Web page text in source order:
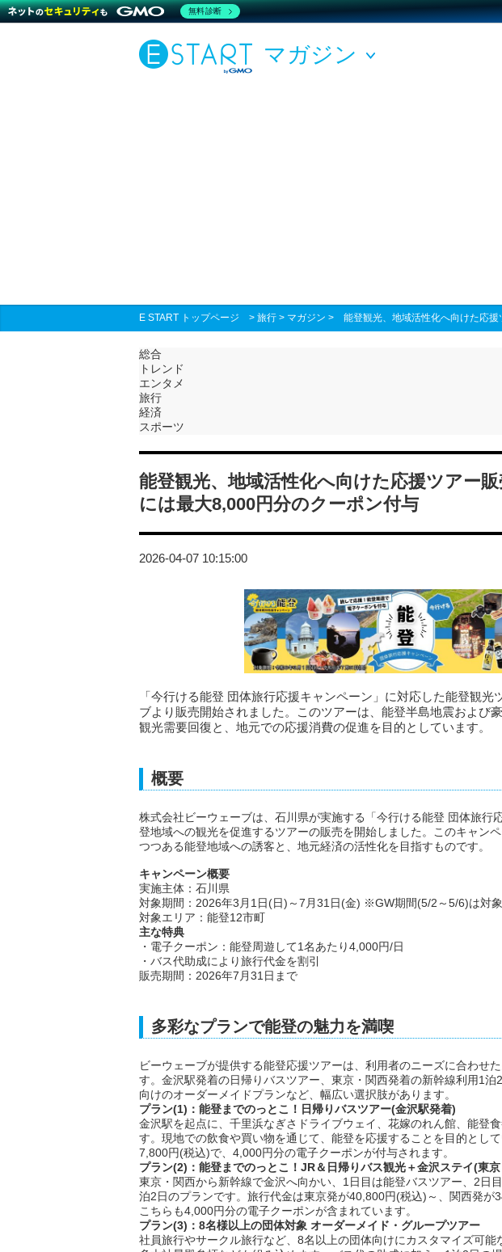
マガジン
E START トップページ > 旅行 > マガジン > 能登観光、地域活性化へ向けた応
総合
トレンド
エンタメ
旅行
経済
スポーツ
能登観光、地域活性化へ向けた応援ツアー
には最大8,000円分のクーポン付与
2026-04-07 10:15:00
「今行ける能登 団体旅行応援キャンペーン」に対応した能登観光
ブより販売開始されました。このツアーは、能登半島地震および
観光需要回復と、地元での応援消費の促進を目的としています。
概要
株式会社ビーウェーブは、石川県が実施する「今行ける能登 団体旅行
登地域への観光を促進するツアーの販売を開始しました。このキャン
つつある能登地域への誘客と、地元経済の活性化を目指すものです。
キャンペーン概要
実施主体：石川県
対象期間：2026年3月1日(日)～7月31日(金) ※GW期間(5/2～5/6)は対
対象エリア：能登12市町
主な特典
・電子クーポン：能登周遊して1名あたり4,000円/日
・バス代助成により旅行代金を割引
販売期間：2026年7月31日まで
多彩なプランで能登の魅力を満喫
ビーウェーブが提供する能登応援ツアーは、利用者のニーズに合わせ
す。金沢駅発着の日帰りバスツアー、東京・関西発着の新幹線利用1
向けのオーダーメイドプランなど、幅広い選択肢があります。
プラン(1)：能登までのっとこ！日帰りバスツアー(金沢駅発着)
金沢駅を起点に、千里浜なぎさドライブウェイ、花嫁のれん館、能登
す。現地での飲食や買い物を通じて、能登を応援することを目的とし
7,800円(税込)で、4,000円分の電子クーポンが付与されます。
プラン(2)：能登までのっとこ！JR＆日帰りバス観光＋金沢ステイ(東
東京・関西から新幹線で金沢へ向かい、1日目は能登バスツアー、2日
泊2日のプランです。旅行代金は東京発が40,800円(税込)～、関西発が
こちらも4,000円分の電子クーポンが含まれています。
プラン(3)：8名様以上の団体対象 オーダーメイド・グループツアー
社員旅行やサークル旅行など、8名以上の団体向けにカスタマイズ可
無料診断